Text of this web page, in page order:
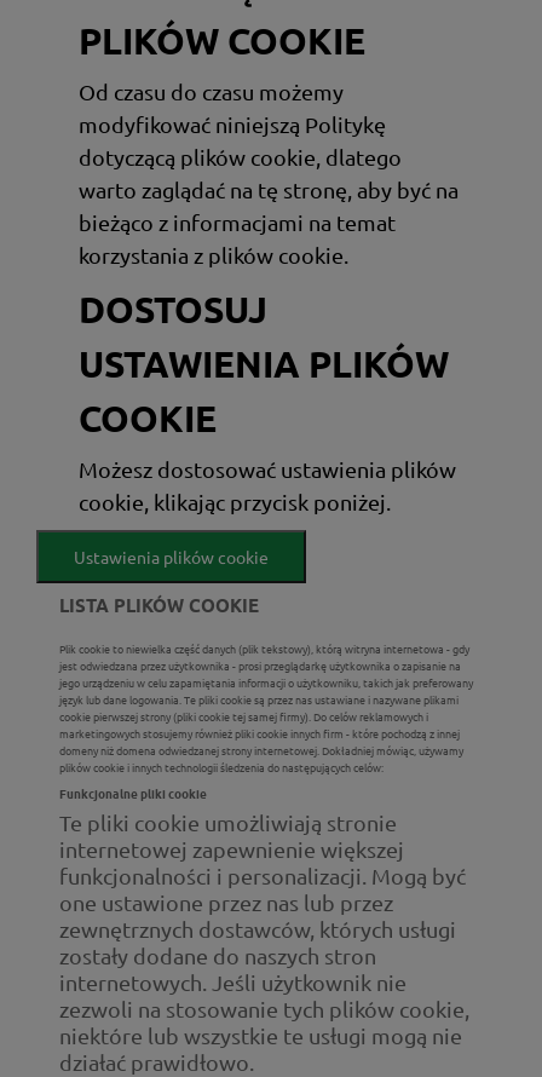
PLIKÓW COOKIE
Od czasu do czasu możemy
modyfikować niniejszą Politykę
dotyczącą plików cookie, dlatego
warto zaglądać na tę stronę, aby być na
bieżąco z informacjami na temat
korzystania z plików cookie.
DOSTOSUJ
USTAWIENIA PLIKÓW
COOKIE
Możesz dostosować ustawienia plików
cookie, klikając przycisk poniżej.
Ustawienia plików cookie
LISTA PLIKÓW COOKIE
Plik cookie to niewielka część danych (plik tekstowy), którą witryna internetowa - gdy
jest odwiedzana przez użytkownika - prosi przeglądarkę użytkownika o zapisanie na
jego urządzeniu w celu zapamiętania informacji o użytkowniku, takich jak preferowany
język lub dane logowania. Te pliki cookie są przez nas ustawiane i nazywane plikami
cookie pierwszej strony (pliki cookie tej samej firmy). Do celów reklamowych i
marketingowych stosujemy również pliki cookie innych firm - które pochodzą z innej
domeny niż domena odwiedzanej strony internetowej. Dokładniej mówiąc, używamy
plików cookie i innych technologii śledzenia do następujących celów:
Funkcjonalne pliki cookie
Te pliki cookie umożliwiają stronie
internetowej zapewnienie większej
funkcjonalności i personalizacji. Mogą być
one ustawione przez nas lub przez
zewnętrznych dostawców, których usługi
zostały dodane do naszych stron
internetowych. Jeśli użytkownik nie
zezwoli na stosowanie tych plików cookie,
niektóre lub wszystkie te usługi mogą nie
działać prawidłowo.